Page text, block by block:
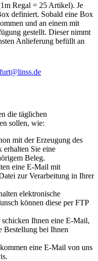
Regal = 25 Artikel). Je
definiert. Sobald eine Box
und an einem mit
gestellt. Dieser nimmt
Anlieferung befüllt an
die täglichen
sollen, wie:
mit der Erzeugung des
erhalten Sie eine
Beleg.
eine E-Mail mit
zur Verarbeitung in Ihrer
elektronische
können diese per FTP
Ihnen eine E-Mail,
Bestellung bei Ihnen
eine E-Mail von uns